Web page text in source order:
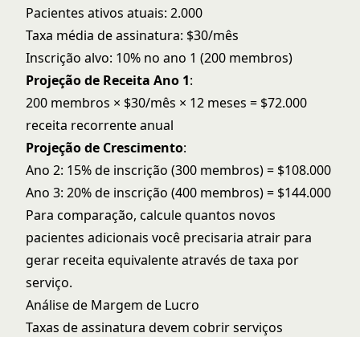
Pacientes ativos atuais: 2.000
Taxa média de assinatura: $30/mês
Inscrição alvo: 10% no ano 1 (200 membros)
Projeção de Receita Ano 1:
200 membros × $30/mês × 12 meses = $72.000
receita recorrente anual
Projeção de Crescimento:
Ano 2: 15% de inscrição (300 membros) = $108.000
Ano 3: 20% de inscrição (400 membros) = $144.000
Para comparação, calcule quantos novos
pacientes adicionais você precisaria atrair para
gerar receita equivalente através de taxa por
serviço.
Análise de Margem de Lucro
Taxas de assinatura devem cobrir serviços